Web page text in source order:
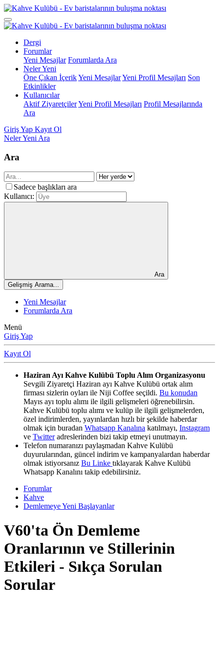
Dergi
Forumlar
Yeni Mesajlar Forumlarda Ara
Neler Yeni
Öne Çıkan İçerikYeni MesajlarYeni Profil Mesajları Son
Etkinlikler
Kullanıcılar
Aktif ZiyaretçilerYeni Profil Mesajları Profil Mesajlarında
Ara
Giriş Yap Kayıt Ol
Neler Yeni Ara
Ara
Sadece başlıkları ara
Kullanıcı:
Ara
Gelişmiş Arama...
Yeni Mesajlar
Forumlarda Ara
Menü
Giriş Yap
Kayıt Ol
Haziran Ayı Kahve Kulübü Toplu Alım Organizasyonu
Sevgili Ziyaretçi Haziran ayı Kahve Kulübü ortak alım
firması sizlerin oyları ile Niji Coffee seçildi. Bu konudan
Mayıs ayı toplu alımı ile ilgili gelişmeleri öğrenebilirsin.
Kahve Kulübü toplu alımı ve kulüp ile ilgili gelişmelerden,
özel indirimlerden, yayınlardan hızlı bir şekilde haberdar
olmak için buradan Whatsapp Kanalına katılmayı, Instagram
ve Twitteradreslerinden bizi takip etmeyi unutmayın.
Telefon numaranızı paylaşmadan Kahve Kulübü
duyurularından, güncel indirim ve kampanyalardan haberdar
olmak istiyorsanız Bu Linke tıklayarak Kahve Kulübü
Whatsapp Kanalını takip edebilirsiniz.
Forumlar
Kahve
Demlemeye Yeni Başlayanlar
V60'ta Ön Demleme
Oranlarının ve Stillerinin
Etkileri - Sıkça Sorulan
Sorular